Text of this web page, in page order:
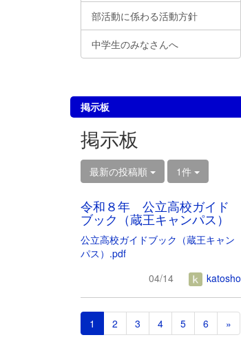
部活動に係わる活動方針
中学生のみなさんへ
掲示板
掲示板
最新の投稿順 1件
令和８年 公立高校ガイド
ブック（蔵王キャンパス）
公立高校ガイドブック（蔵王キャン
パス）.pdf
04/14
katosho
1 2 3 4 5 6 »